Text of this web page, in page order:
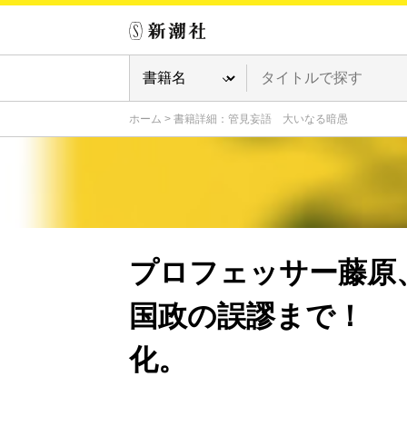
ホーム > 書籍詳細：管見妄語 大いなる暗愚
プロフェッサー藤
国政の誤謬まで！
化。